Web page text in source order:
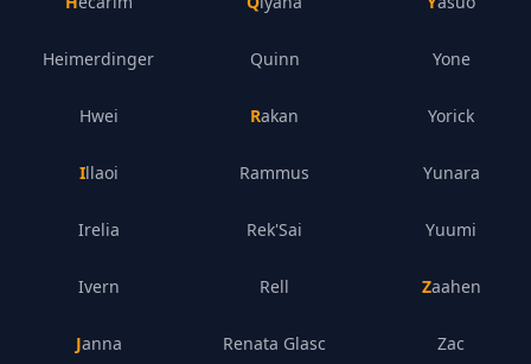
Heimerdinger
Hwei
Illaoi
Irelia
Ivern
Janna
Quinn
Rakan
Rammus
Rek'Sai
Rell
Renata Glasc
Yone
Yorick
Yunara
Yuumi
Zaahen
Zac